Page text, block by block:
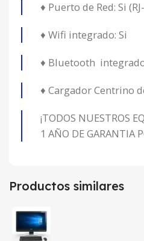
♦ Puerto de Red: Si
♦ Wifi integrado: Si
♦ Bluetooth
♦ Cargador Centrino
¡TODOS NUESTROS
1 AÑO DE GARANTIA
Productos similares